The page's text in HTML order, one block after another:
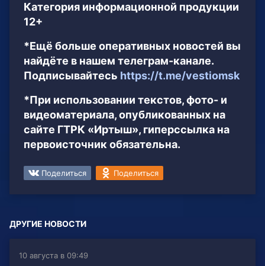
Категория информационной продукции
12+
*Ещё больше оперативных новостей вы
найдёте в нашем телеграм-канале.
Подписывайтесь https://t.me/vestiomsk
*При использовании текстов, фото- и
видеоматериала, опубликованных на
сайте ГТРК «Иртыш», гиперссылка на
первоисточник обязательна.
Поделиться Поделиться
ДРУГИЕ НОВОСТИ
10 августа в 09:49